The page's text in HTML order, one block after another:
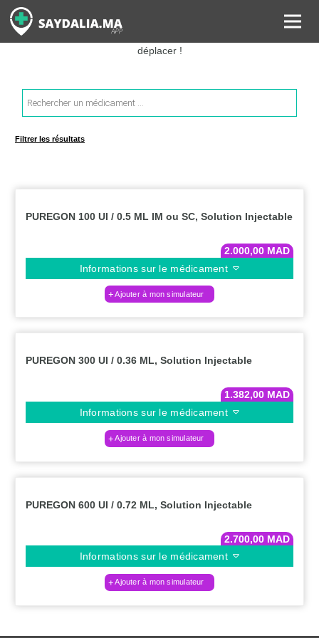
Rechercher les informations sur vos médicaments, leurs prix et
estimer ainsi le coût total de votre ordonnance, sans vous
déplacer !
Recherche
de
produits
Filtrer les résultats
PUREGON 100 UI / 0.5 ML IM ou SC, Solution Injectable
2.000,00 MAD
Informations sur le médicament
Ajouter à mon simulateur
PUREGON 300 UI / 0.36 ML, Solution Injectable
1.382,00 MAD
Informations sur le médicament
Ajouter à mon simulateur
PUREGON 600 UI / 0.72 ML, Solution Injectable
2.700,00 MAD
Informations sur le médicament
Ajouter à mon simulateur